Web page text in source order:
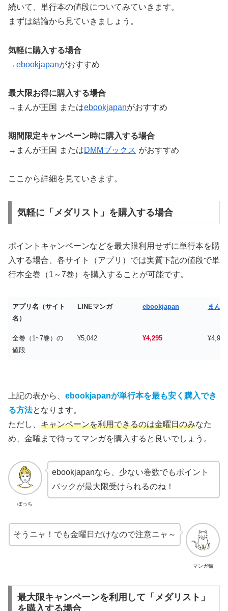
続いて、単行本の値段についてみていきます。
まずは結論から見ていきましょう。
気軽に購入する場合
→ebookjapanがおすすめ
最大限お得に購入する場合
→まんが王国
またはebookjapanがおすすめ
期間限定キャンペーン時に購入する場合
→まんが王国
またはDMMブックス がおすすめ
ここから詳細を見ていきます。
気軽に「メダリスト」を購入する場合
ポイントキャンペーンなどを最大限利用せずに単行本を購
入する場合、各サイト（アプリ）では実質下記の値段で単
行本全巻（1～7巻）を購入することが可能です。
アプリ名（サイト
名）
LINEマンガ ebookjapan まん
全巻（1~7巻）の
値段
¥5,042 ¥4,295 ¥4,970
上記の表から、 ebookjapanが単行本を最も安く購入でき
る方法となります。
ただし、 キャンペーンを利用できるのは金曜日のみなた
め、金曜まで待ってマンガを購入すると良いでしょう。
ぼっち
ebookjapanなら、少ない巻数でもポイント
バックが最大限受けられるのね！
マンガ猫
そうニャ！でも金曜日だけなので注意ニャ～
最大限キャンペーンを利用して「メダリスト」
を購入する場合